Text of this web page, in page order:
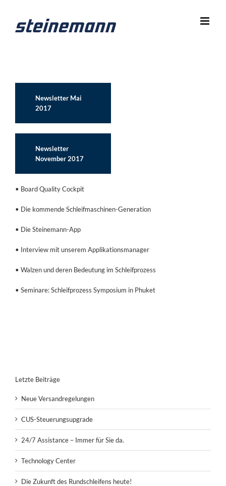
springen
Newsletter Mai
2017
Newsletter
November 2017
• Board Quality Cockpit
• Die kommende Schleifmaschinen-Generation
• Die Steinemann-App
• Interview mit unserem Applikationsmanager
• Walzen und deren Bedeutung im Schleifprozess
• Seminare: Schleifprozess Symposium in Phuket
Letzte Beiträge
Neue Versandregelungen
CUS-Steuerungsupgrade
24/7 Assistance – Immer für Sie da.
Technology Center
Die Zukunft des Rundschleifens heute!